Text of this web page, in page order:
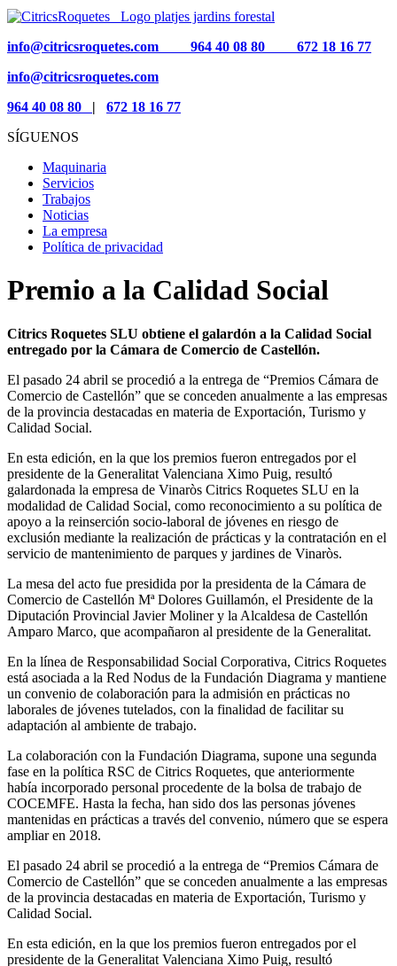
info@citricsroquetes.com 964 40 08 80 672 18 16 77
info@citricsroquetes.com
964 40 08 80 | 672 18 16 77
SÍGUENOS
Maquinaria
Servicios
Trabajos
Noticias
La empresa
Política de privacidad
Premio a la Calidad Social
Citrics Roquetes SLU obtiene el galardón a la Calidad Social
entregado por la Cámara de Comercio de Castellón.
El pasado 24 abril se procedió a la entrega de “Premios Cámara de
Comercio de Castellón” que se conceden anualmente a las empresas
de la provincia destacadas en materia de Exportación, Turismo y
Calidad Social.
En esta edición, en la que los premios fueron entregados por el
presidente de la Generalitat Valenciana Ximo Puig, resultó
galardonada la empresa de Vinaròs Citrics Roquetes SLU en la
modalidad de Calidad Social, como reconocimiento a su política de
apoyo a la reinserción socio-laboral de jóvenes en riesgo de
exclusión mediante la realización de prácticas y la contratación en el
servicio de mantenimiento de parques y jardines de Vinaròs.
La mesa del acto fue presidida por la presidenta de la Cámara de
Comercio de Castellón Mª Dolores Guillamón, el Presidente de la
Diputación Provincial Javier Moliner y la Alcaldesa de Castellón
Amparo Marco, que acompañaron al presidente de la Generalitat.
En la línea de Responsabilidad Social Corporativa, Citrics Roquetes
está asociada a la Red Nodus de la Fundación Diagrama y mantiene
un convenio de colaboración para la admisión en prácticas no
laborales de jóvenes tutelados, con la finalidad de facilitar su
adaptación al ambiente de trabajo.
La colaboración con la Fundación Diagrama, supone una segunda
fase en la política RSC de Citrics Roquetes, que anteriormente
había incorporado personal procedente de la bolsa de trabajo de
COCEMFE. Hasta la fecha, han sido dos las personas jóvenes
mantenidas en prácticas a través del convenio, número que se espera
ampliar en 2018.
El pasado 24 abril se procedió a la entrega de “Premios Cámara de
Comercio de Castellón” que se conceden anualmente a las empresas
de la provincia destacadas en materia de Exportación, Turismo y
Calidad Social.
En esta edición, en la que los premios fueron entregados por el
presidente de la Generalitat Valenciana Ximo Puig, resultó